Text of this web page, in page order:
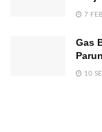
7
Gas
10